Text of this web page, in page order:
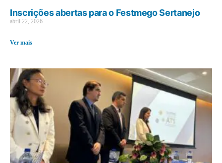
Inscrições abertas para o Festmego Sertanejo
abril 22, 2026
Ver mais